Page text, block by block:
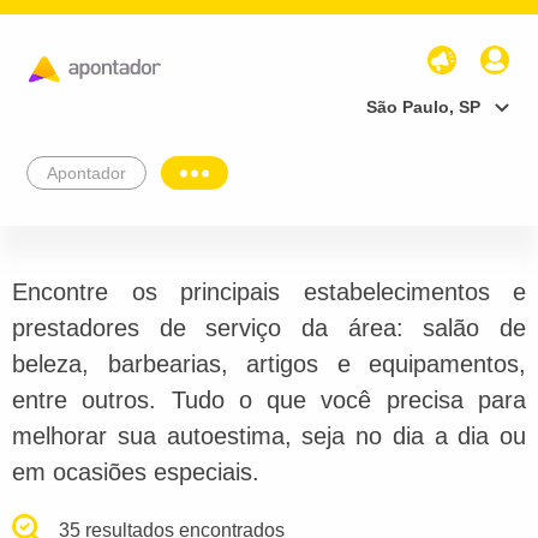
São Paulo, SP
Apontador
Encontre os principais estabelecimentos e
prestadores de serviço da área: salão de
beleza, barbearias, artigos e equipamentos,
entre outros. Tudo o que você precisa para
melhorar sua autoestima, seja no dia a dia ou
em ocasiões especiais.
35 resultados encontrados